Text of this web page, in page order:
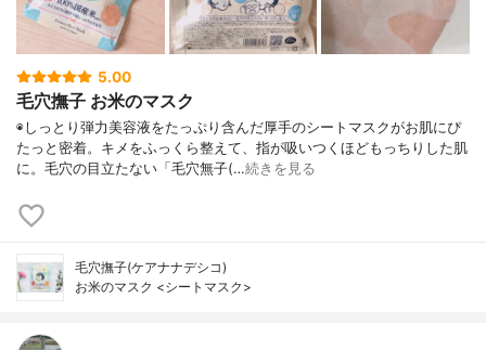
5.00
毛穴撫子 お米のマスク
◉しっとり弾力美容液をたっぷり含んだ厚手のシートマスクがお肌にぴ
たっと密着。キメをふっくら整えて、指が吸いつくほどもっちりした肌
に。毛穴の目立たない「毛穴無子(…続きを見る
毛穴撫子(ケアナナデシコ)
お米のマスク <シートマスク>